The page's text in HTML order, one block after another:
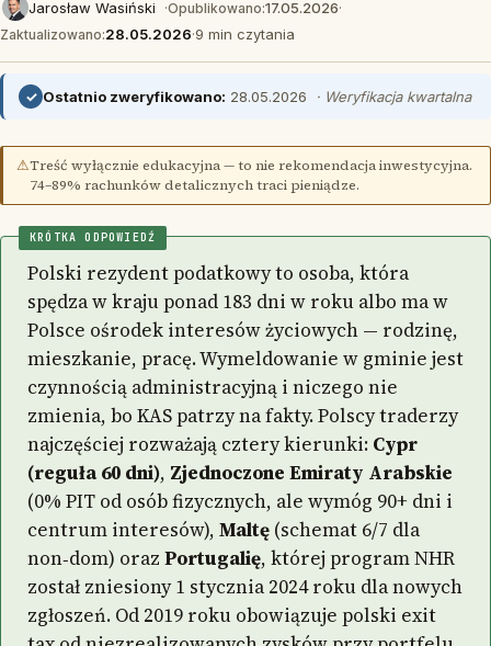
Jarosław Wasiński ·Opublikowano:17.05.2026·
Zaktualizowano:28.05.2026·9 min czytania
✓ Ostatnio zweryfikowano: 28.05.2026 · Weryfikacja kwartalna
⚠Treść wyłącznie edukacyjna — to nie rekomendacja inwestycyjna.
74–89% rachunków detalicznych traci pieniądze.
KRÓTKA ODPOWIEDŹ
Polski rezydent podatkowy to osoba, która
spędza w kraju ponad 183 dni w roku albo ma w
Polsce ośrodek interesów życiowych — rodzinę,
mieszkanie, pracę. Wymeldowanie w gminie jest
czynnością administracyjną i niczego nie
zmienia, bo KAS patrzy na fakty. Polscy traderzy
najczęściej rozważają cztery kierunki: Cypr
(reguła 60 dni), Zjednoczone Emiraty Arabskie
(0% PIT od osób fizycznych, ale wymóg 90+ dni i
centrum interesów), Maltę (schemat 6/7 dla
non‑dom) oraz Portugalię, której program NHR
został zniesiony 1 stycznia 2024 roku dla nowych
zgłoszeń. Od 2019 roku obowiązuje polski exit